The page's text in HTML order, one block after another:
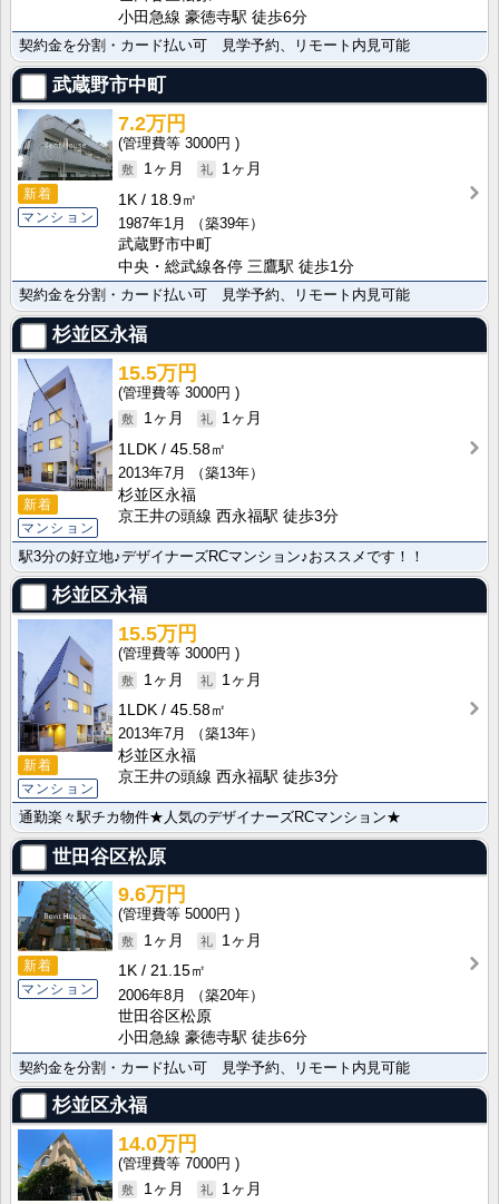
小田急線 豪徳寺駅 徒歩6分
契約金を分割・カード払い可 見学予約、リモート内見可能
武蔵野市中町
新着
マンション
7.2万円
3000円
1ヶ月
1ヶ月
1K
18.9㎡
1987年1月
（築39年）
武蔵野市中町
中央・総武線各停 三鷹駅 徒歩1分
契約金を分割・カード払い可 見学予約、リモート内見可能
杉並区永福
新着
マンション
15.5万円
3000円
1ヶ月
1ヶ月
1LDK
45.58㎡
2013年7月
（築13年）
杉並区永福
京王井の頭線 西永福駅 徒歩3分
駅3分の好立地♪デザイナーズRCマンション♪おススメです！！
杉並区永福
新着
マンション
15.5万円
3000円
1ヶ月
1ヶ月
1LDK
45.58㎡
2013年7月
（築13年）
杉並区永福
京王井の頭線 西永福駅 徒歩3分
通勤楽々駅チカ物件★人気のデザイナーズRCマンション★
世田谷区松原
新着
マンション
9.6万円
5000円
1ヶ月
1ヶ月
1K
21.15㎡
2006年8月
（築20年）
世田谷区松原
小田急線 豪徳寺駅 徒歩6分
契約金を分割・カード払い可 見学予約、リモート内見可能
杉並区永福
14.0万円
7000円
1ヶ月
1ヶ月